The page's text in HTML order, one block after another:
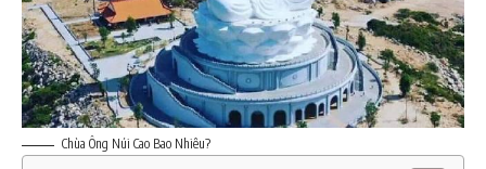
Chùa Ông Núi Cao Bao Nhiêu?